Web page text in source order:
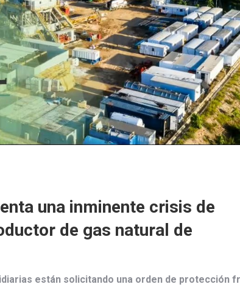
una inminente crisis de
de gas natural de
están solicitando una orden de protección